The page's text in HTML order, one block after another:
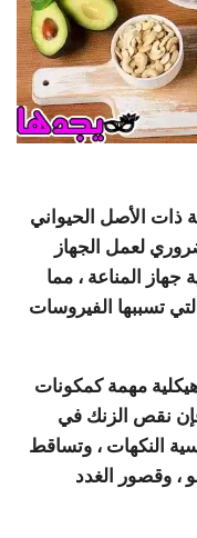
الأصل الحيواني
لعمل الجهاز
المناعة ، مما
تسببها الفيروسات
مهمة كمكونات
نقص الزنك في
النكهات ، وتساقط
، وقصور الغدد